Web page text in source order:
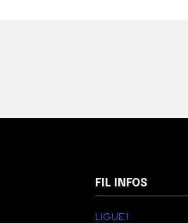
FIL INFOS
LIGUE 1